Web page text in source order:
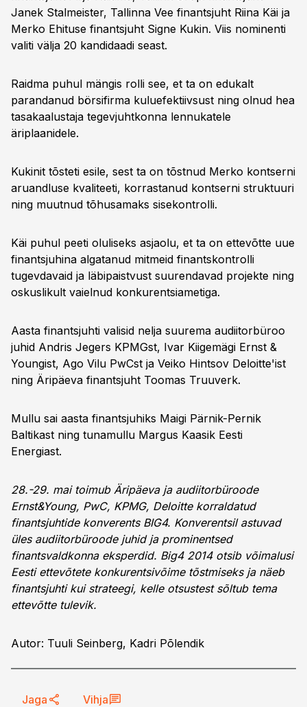
Janek Stalmeister, Tallinna Vee finantsjuht Riina Käi ja
Merko Ehituse finantsjuht Signe Kukin. Viis nominenti
valiti välja 20 kandidaadi seast.
Raidma puhul mängis rolli see, et ta on edukalt
parandanud börsifirma kuluefektiivsust ning olnud hea
tasakaalustaja tegevjuhtkonna lennukatele
äriplaanidele.
Kukinit tõsteti esile, sest ta on tõstnud Merko kontserni
aruandluse kvaliteeti, korrastanud kontserni struktuuri
ning muutnud tõhusamaks sisekontrolli.
Käi puhul peeti oluliseks asjaolu, et ta on ettevõtte uue
finantsjuhina algatanud mitmeid finantskontrolli
tugevdavaid ja läbipaistvust suurendavad projekte ning
oskuslikult vaielnud konkurentsiametiga.
Aasta finantsjuhti valisid nelja suurema audiitorbüroo
juhid Andris Jegers KPMGst, Ivar Kiigemägi Ernst &
Youngist, Ago Vilu PwCst ja Veiko Hintsov Deloitte'ist
ning Äripäeva finantsjuht Toomas Truuverk.
Mullu sai aasta finantsjuhiks Maigi Pärnik-Pernik
Baltikast ning tunamullu Margus Kaasik Eesti
Energiast.
28.-29. mai toimub Äripäeva ja audiitorbüroode
Ernst&Young, PwC, KPMG, Deloitte korraldatud
finantsjuhtide konverents BIG4. Konverentsil astuvad
üles audiitorbüroode juhid ja prominentsed
finantsvaldkonna eksperdid. Big4 2014 otsib võimalusi
Eesti ettevõtete konkurentsivõime tõstmiseks ja näeb
finantsjuhti kui strateegi, kelle otsustest sõltub tema
ettevõtte tulevik.
Autor: Tuuli Seinberg, Kadri Põlendik
Jaga Vihja